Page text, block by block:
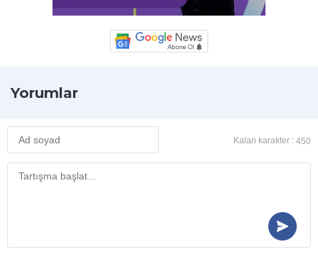
Yorumlar
Kalan karakter : 450